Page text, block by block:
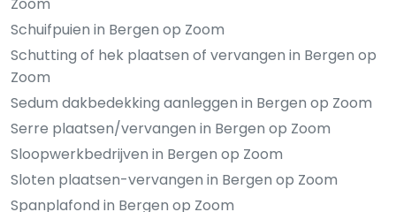
Schuifpuien in Bergen op Zoom
Schutting of hek plaatsen of vervangen in Bergen op
Zoom
Sedum dakbedekking aanleggen in Bergen op Zoom
Serre plaatsen/vervangen in Bergen op Zoom
Sloopwerkbedrijven in Bergen op Zoom
Sloten plaatsen-vervangen in Bergen op Zoom
Spanplafond in Bergen op Zoom